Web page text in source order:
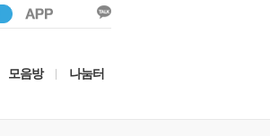
모음방 나눔터